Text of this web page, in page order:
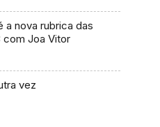
a nova rubrica das
com Joa Vitor
vez